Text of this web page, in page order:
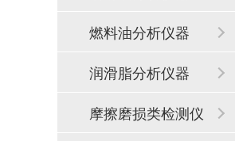
燃料油分析仪器
润滑脂分析仪器
摩擦磨损类检测仪